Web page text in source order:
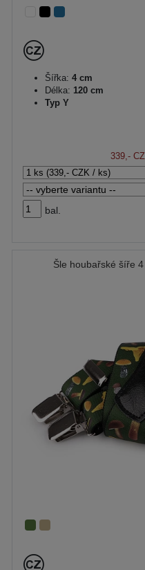
Šířka: 4 cm
Délka: 120 cm
Typ Y
339,-
bal.
Šle houbařské šíře